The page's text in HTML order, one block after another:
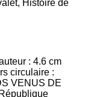
Histoire de